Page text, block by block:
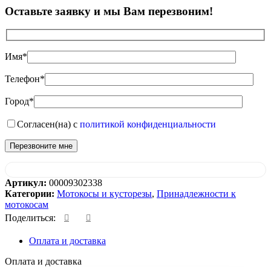
Оставьте заявку и мы Вам перезвоним!
Имя*
Телефон*
Город*
Согласен(на) с политикой конфиденциальности
Артикул: 00009302338
Категории: Мотокосы и кусторезы, Принадлежности к
мотокосам
Поделиться:
Оплата и доставка
Оплата и доставка